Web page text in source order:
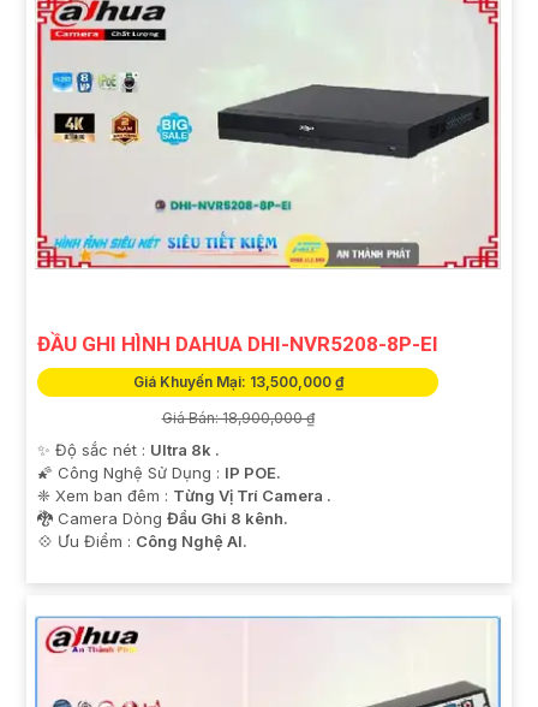
ĐẦU GHI HÌNH DAHUA DHI-NVR5208-8P-EI
Giá Khuyến Mại: 13,500,000 ₫
Giá Bán: 18,900,000 ₫
✨ Độ sắc nét : Ultra 8k .
🌠 Công Nghệ Sử Dụng : IP POE.
❈ Xem ban đêm : Từng Vị Trí Camera .
🐉️ Camera Dòng Đầu Ghi 8 kênh.
️💠 Ưu Điểm : Công Nghệ AI.